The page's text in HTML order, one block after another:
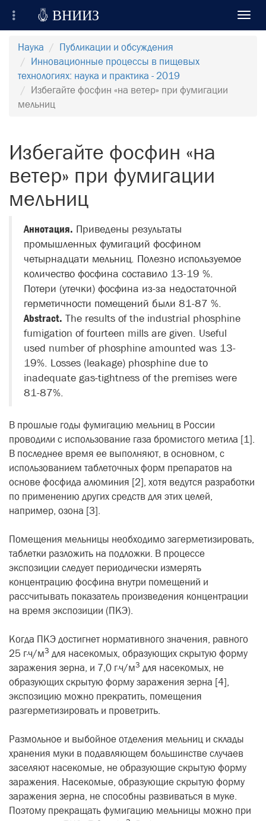
Всероссийский Научно-Исследовательский
Институт Зерна и продуктов его переработки
Регистрация
Вход на сайт
 ВНИИЗ
Наука
Публикации и обсуждения
Инновационные процессы в пищевых
технологиях: наука и практика - 2019
Избегайте фосфин «на ветер» при фумигации
мельниц
Избегайте фосфин «на
ветер» при фумигации
мельниц
Аннотация. Приведены результаты
промышленных фумигаций фосфином
четырнадцати мельниц. Полезно используемое
количество фосфина составило 13-19 %.
Потери (утечки) фосфина из-за недостаточной
герметичности помещений были 81-87 %.
Abstract. The results of the industrial phosphine
fumigation of fourteen mills are given. Useful
used number of phosphine amounted was 13-
19%. Losses (leakage) phosphine due to
inadequate gas-tightness of the premises were
81-87%.
В прошлые годы фумигацию мельниц в России
проводили с использование газа бромистого метила [1].
В последнее время ее выполняют, в основном, с
использованием таблеточных форм препаратов на
основе фосфида алюминия [2], хотя ведутся разработки
по применению других средств для этих целей,
например, озона [3].
Помещения мельницы необходимо загерметизировать,
таблетки разложить на подложки. В процессе
экспозиции следует периодически измерять
концентрацию фосфина внутри помещений и
рассчитывать показатель произведения концентрации
на время экспозиции (ПКЭ).
Когда ПКЭ достигнет нормативного значения, равного
25 г·ч/м3 для насекомых, образующих скрытую форму
заражения зерна, и 7,0 г·ч/м3 для насекомых, не
образующих скрытую форму заражения зерна [4],
экспозицию можно прекратить, помещения
разгерметизировать и проветрить.
Размольное и выбойное отделения мельниц и склады
хранения муки в подавляющем большинстве случаев
заселяют насекомые, не образующие скрытую форму
заражения. Насекомые, образующие скрытую форму
заражения зерна, не способны развиваться в муке.
Поэтому прекращать фумигацию мельницы можно при